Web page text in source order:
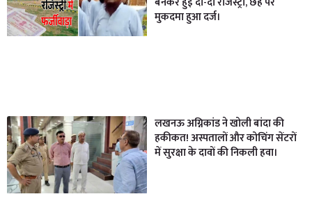
मुकदमा हुआ दर्ज।
लखनऊ अग्निकांड ने खोली बांदा की
हकीकत! अस्पतालों और कोचिंग सेंटरों
में सुरक्षा के दावों की निकली हवा।